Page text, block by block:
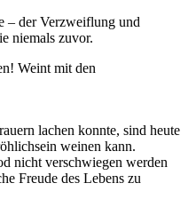
– der Verzweiflung und
niemals zuvor.
Weint mit den
lachen konnte, sind heute
weinen kann.
nicht verschwiegen werden
Freude des Lebens zu